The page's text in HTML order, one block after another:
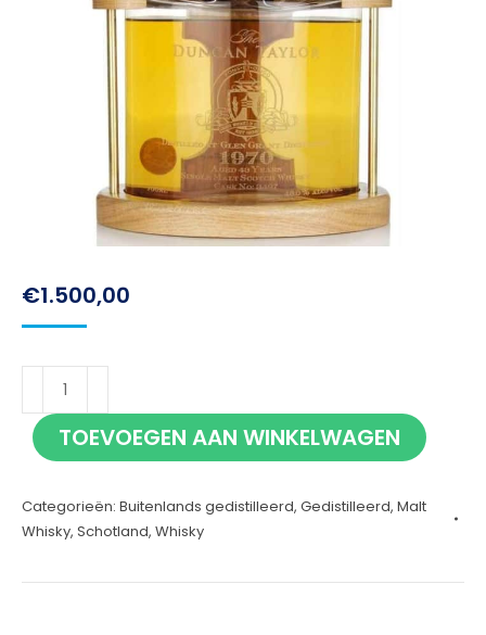
€1.500,00
Duncan
Taylor
Glenrothes
70cl
aantal
TOEVOEGEN AAN WINKELWAGEN
Categorieën: Buitenlands gedistilleerd, Gedistilleerd, Malt
Whisky, Schotland, Whisky